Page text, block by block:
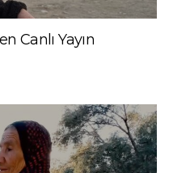
Canlı Yayın